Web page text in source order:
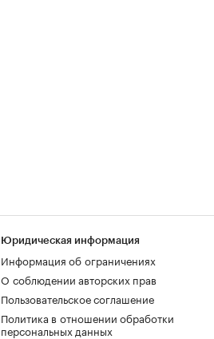
Юридическая информация
Информация об ограничениях
О соблюдении авторских прав
Пользовательское соглашение
Политика в отношении обработки
персональных данных